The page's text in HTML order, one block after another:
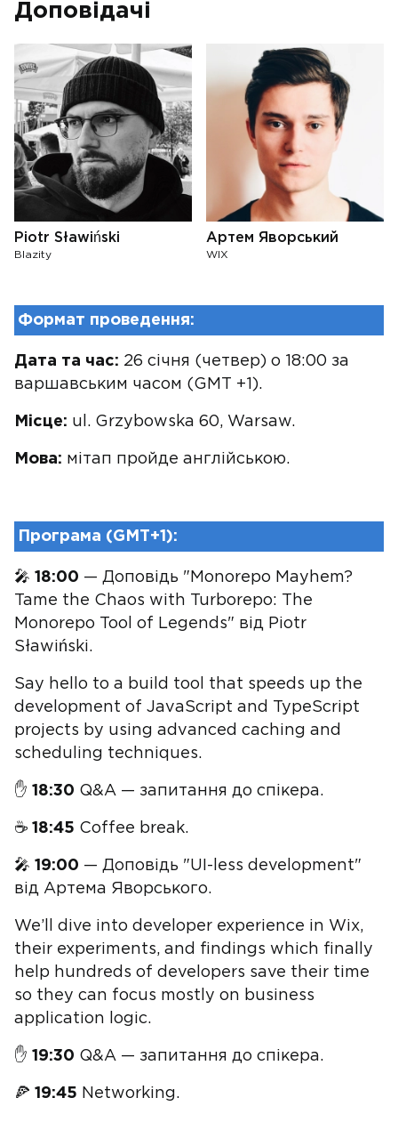
Доповідачі
Piotr Sławiński
Blazity
Артем Яворський
WIX
Формат проведення:
Дата та час: 26 січня (четвер) о 18:00 за
варшавським часом (GMT +1).
Місце: ul. Grzybowska 60, Warsaw.
Мова: мітап пройде англійською.
Програма (GMT+1):
🎤 18:00 — Доповідь "Monorepo Mayhem?
Tame the Chaos with Turborepo: The
Monorepo Tool of Legends" від Piotr
Sławiński.
Say hello to a build tool that speeds up the
development of JavaScript and TypeScript
projects by using advanced caching and
scheduling techniques.
✋ 18:30 Q&A — запитання до спікера.
☕ 18:45 Coffee break.
🎤 19:00 — Доповідь "UI-less development"
від Артема Яворського.
We’ll dive into developer experience in Wix,
their experiments, and findings which finally
help hundreds of developers save their time
so they can focus mostly on business
application logic.
✋ 19:30 Q&A — запитання до спікера.
🍕 19:45 Networking.